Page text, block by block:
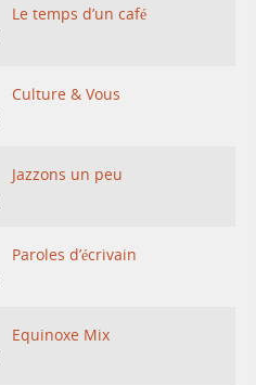
Le temps d’un café
Culture & Vous
Jazzons un peu
Paroles d’écrivain
Equinoxe Mix